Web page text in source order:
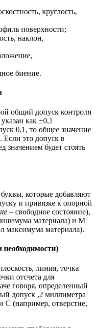
круглость,
поверхности;
наклон,
биение.
общий допуск контроля
как ±0,1
0,1, то общее значение
Если это допуск в
значением будет стоять
которые добавляют
и привязке к опорной
– свободное состояние),
материала) и M
максимума материала).
линия, точка
отсчета для
говоря, определенный
допуск ,2 миллиметра
C (например, отверстие,